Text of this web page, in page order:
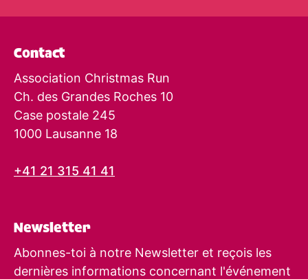
Contact
Association Christmas Run
Ch. des Grandes Roches 10
Case postale 245
1000 Lausanne 18
+41 21 315 41 41
Newsletter
Abonnes-toi à notre Newsletter et reçois les
dernières informations concernant l'événement